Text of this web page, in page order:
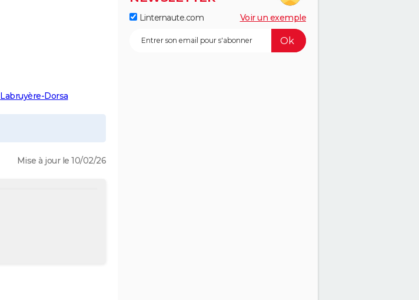
Labruyère-Dorsa
Mise à jour le 10/02/26
Linternaute.com Voir un exemple